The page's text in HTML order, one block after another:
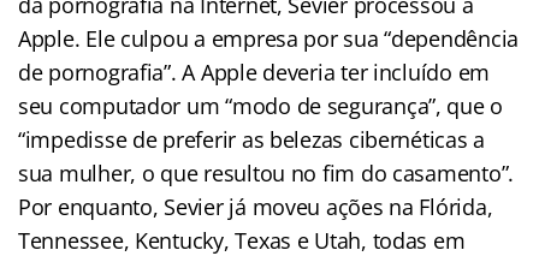
Apple. Ele culpou a empresa por sua “dependência
de pornografia”. A Apple deveria ter incluído em
seu computador um “modo de segurança”, que o
“impedisse de preferir as belezas cibernéticas a
sua mulher, o que resultou no fim do casamento”.
Por enquanto, Sevier já moveu ações na Flórida,
Tennessee, Kentucky, Texas e Utah, todas em